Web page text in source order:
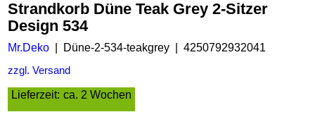
Strandkorb Düne Teak Grey 2-Sitzer
Design 534
Mr.Deko Düne-2-534-teakgrey 4250792932041
zzgl. Versand
Lieferzeit: ca. 2 Wochen